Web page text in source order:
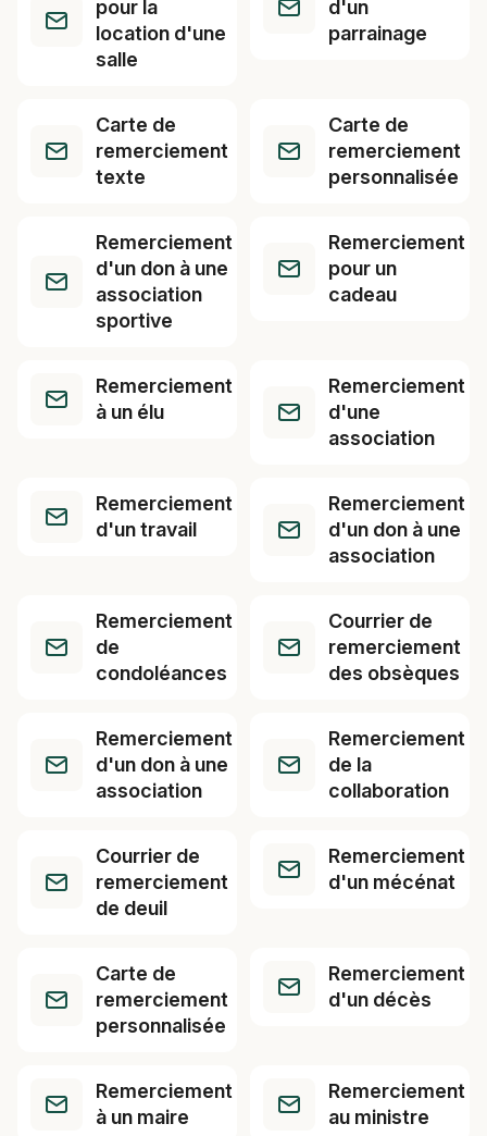
pour la
location d'une
salle
d'un
parrainage
Carte de
remerciement
texte
Carte de
remerciement
personnalisée
Remerciement
d'un don à une
association
sportive
Remerciement
pour un
cadeau
Remerciement
à un élu
Remerciement
d'une
association
Remerciement
d'un travail
Remerciement
d'un don à une
association
Remerciement
de
condoléances
Courrier de
remerciement
des obsèques
Remerciement
d'un don à une
association
Remerciement
de la
collaboration
Courrier de
remerciement
de deuil
Remerciement
d'un mécénat
Carte de
remerciement
personnalisée
Remerciement
d'un décès
Remerciement
à un maire
Remerciement
au ministre